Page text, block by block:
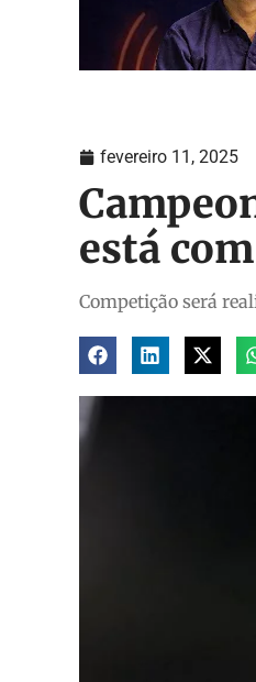
fevereiro 11, 2025
está
Competição será